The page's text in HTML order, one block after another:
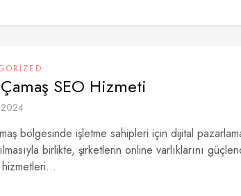
SEO Hizmeti
bölgesinde işletme sahipleri için dijital
birlikte, şirketlerin online varlıklarını